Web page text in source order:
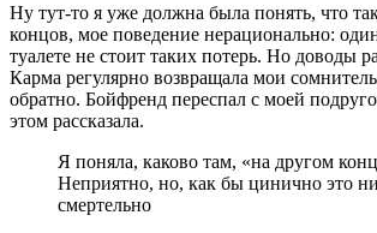
Ну тут-то я уже должна была понять, что
концов, мое поведение нерационально:
туалете не стоит таких потерь. Но доводы
Карма регулярно возвращала мои
обратно. Бойфренд переспал с моей
этом рассказала.
Я поняла, каково там, «на другом
Неприятно, но, как бы цинично это
смертельно